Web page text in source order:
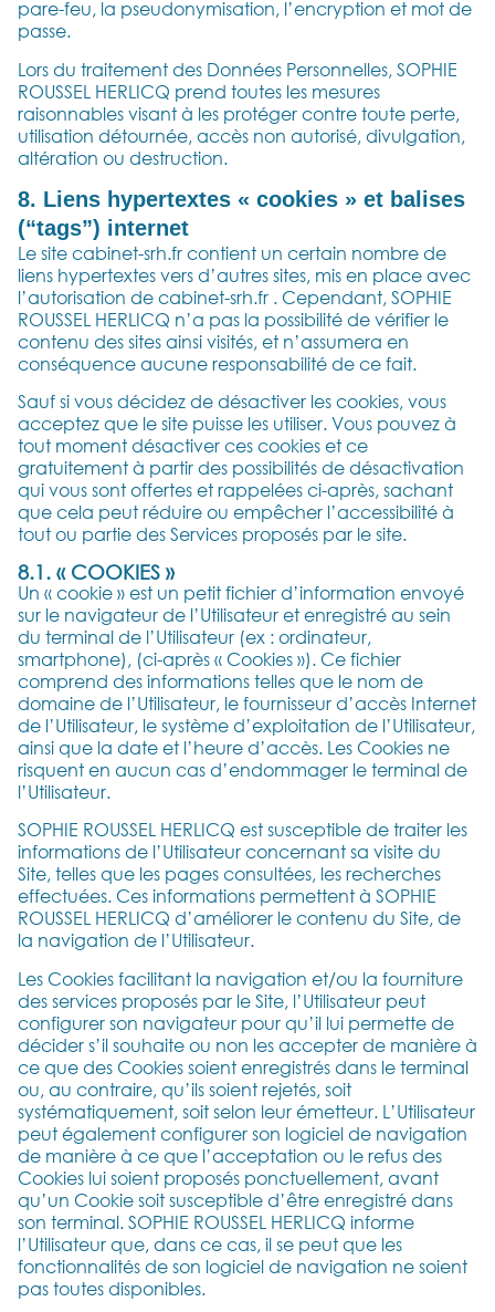
pare-feu, la pseudonymisation, l’encryption et mot de
passe.
Lors du traitement des Données Personnelles, SOPHIE
ROUSSEL HERLICQ prend toutes les mesures
raisonnables visant à les protéger contre toute perte,
utilisation détournée, accès non autorisé, divulgation,
altération ou destruction.
8. Liens hypertextes « cookies » et balises
(“tags”) internet
Le site cabinet-srh.fr contient un certain nombre de
liens hypertextes vers d’autres sites, mis en place avec
l’autorisation de cabinet-srh.fr . Cependant, SOPHIE
ROUSSEL HERLICQ n’a pas la possibilité de vérifier le
contenu des sites ainsi visités, et n’assumera en
conséquence aucune responsabilité de ce fait.
Sauf si vous décidez de désactiver les cookies, vous
acceptez que le site puisse les utiliser. Vous pouvez à
tout moment désactiver ces cookies et ce
gratuitement à partir des possibilités de désactivation
qui vous sont offertes et rappelées ci-après, sachant
que cela peut réduire ou empêcher l’accessibilité à
tout ou partie des Services proposés par le site.
8.1. « COOKIES »
Un « cookie » est un petit fichier d’information envoyé
sur le navigateur de l’Utilisateur et enregistré au sein
du terminal de l’Utilisateur (ex : ordinateur,
smartphone), (ci-après « Cookies »). Ce fichier
comprend des informations telles que le nom de
domaine de l’Utilisateur, le fournisseur d’accès Internet
de l’Utilisateur, le système d’exploitation de l’Utilisateur,
ainsi que la date et l’heure d’accès. Les Cookies ne
risquent en aucun cas d’endommager le terminal de
l’Utilisateur.
SOPHIE ROUSSEL HERLICQ est susceptible de traiter les
informations de l’Utilisateur concernant sa visite du
Site, telles que les pages consultées, les recherches
effectuées. Ces informations permettent à SOPHIE
ROUSSEL HERLICQ d’améliorer le contenu du Site, de
la navigation de l’Utilisateur.
Les Cookies facilitant la navigation et/ou la fourniture
des services proposés par le Site, l’Utilisateur peut
configurer son navigateur pour qu’il lui permette de
décider s’il souhaite ou non les accepter de manière à
ce que des Cookies soient enregistrés dans le terminal
ou, au contraire, qu’ils soient rejetés, soit
systématiquement, soit selon leur émetteur. L’Utilisateur
peut également configurer son logiciel de navigation
de manière à ce que l’acceptation ou le refus des
Cookies lui soient proposés ponctuellement, avant
qu’un Cookie soit susceptible d’être enregistré dans
son terminal. SOPHIE ROUSSEL HERLICQ informe
l’Utilisateur que, dans ce cas, il se peut que les
fonctionnalités de son logiciel de navigation ne soient
pas toutes disponibles.